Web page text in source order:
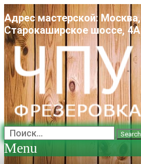
Адрес мастерской: Москва,
Старокаширское шоссе, 4А
Search
Menu